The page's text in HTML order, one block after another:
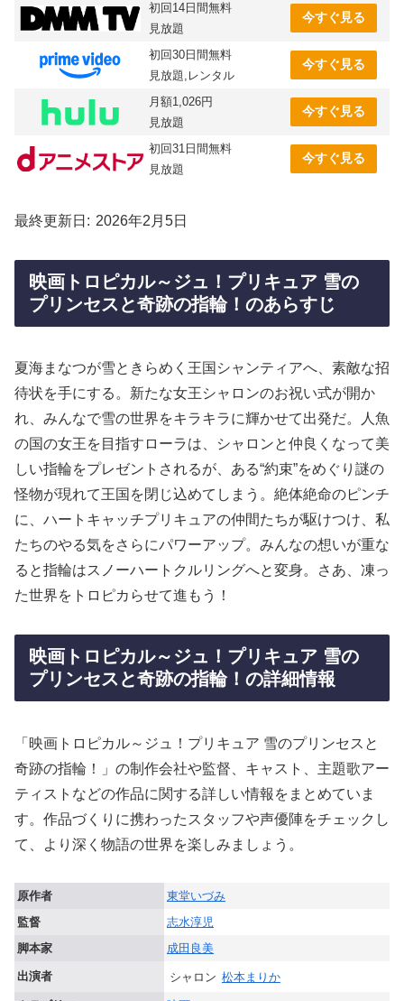
初回14日間無料
見放題
今すぐ見る
初回30日間無料
見放題,レンタル
今すぐ見る
月額1,026円
見放題
今すぐ見る
初回31日間無料
見放題
今すぐ見る
最終更新日 2026年2月5日
映画トロピカル～ジュ！プリキュア 雪の
プリンセスと奇跡の指輪！のあらすじ
夏海まなつが雪ときらめく王国シャンティアへ、素敵な招
待状を手にする。新たな女王シャロンのお祝い式が開か
れ、みんなで雪の世界をキラキラに輝かせて出発だ。人魚
の国の女王を目指すローラは、シャロンと仲良くなって美
しい指輪をプレゼントされるが、ある“約束”をめぐり謎の
怪物が現れて王国を閉じ込めてしまう。絶体絶命のピンチ
に、ハートキャッチプリキュアの仲間たちが駆けつけ、私
たちのやる気をさらにパワーアップ。みんなの想いが重な
ると指輪はスノーハートクルリングへと変身。さあ、凍っ
た世界をトロピカらせて進もう！
映画トロピカル～ジュ！プリキュア 雪の
プリンセスと奇跡の指輪！の詳細情報
「映画トロピカル～ジュ！プリキュア 雪のプリンセスと
奇跡の指輪！」の制作会社や監督、キャスト、主題歌アー
ティストなどの作品に関する詳しい情報をまとめていま
す。作品づくりに携わったスタッフや声優陣をチェックし
て、より深く物語の世界を楽しみましょう。
原作者
東堂いづみ
監督
志水淳児
脚本家
成田良美
出演者 シャロン 松本まりか